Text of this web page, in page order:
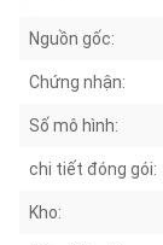
Nguồn gốc:
Chứng nhận:
Số mô hình:
chi tiết đóng gói:
Kho: